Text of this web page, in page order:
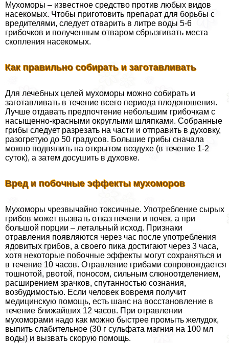
Мухоморы – известное средство против любых видов
насекомых. Чтобы приготовить препарат для борьбы с
вредителями, следует отварить в литре воды 5-6
грибочков и полученным отваром сбрызгивать места
скопления насекомых.
Как правильно собирать и заготавливать
Для лечебных целей мухоморы можно собирать и
заготавливать в течение всего периода плодоношения.
Лучше отдавать предпочтение небольшим грибочкам с
насыщенно-красными округлыми шляпками. Собранные
грибы следует разрезать на части и отправить в духовку,
разогретую до 50 градусов. Большие грибы сначала
можно подвялить на открытом воздухе (в течение 1-2
суток), а затем досушить в духовке.
Вред и побочные эффекты мухоморов
Мухоморы чрезвычайно токсичные. Употрeбление сырых
грибов может вызвать отказ печени и почек, а при
большой порции – летальный исход. Признаки
отравления появляются через час после употрeбления
ядовитых грибов, а своего пика достигают через 3 часа,
хотя некоторые побочные эффекты могут сохраняться и
в течение 10 часов. Отравление грибами сопровождается
тошнотой, рвотой, поносом, сильным слюноотделением,
расширением зрачков, спyтaнностью сознания,
возбудимостью. Если человек вовремя получит
медицинскую помощь, есть шанс на восстановление в
течение ближайших 12 часов. При отравлении
мухоморами надо как можно быстрее промыть желудок,
выпить слабительное (30 г сульфата магния на 100 мл
воды) и вызвать скорую помощь.